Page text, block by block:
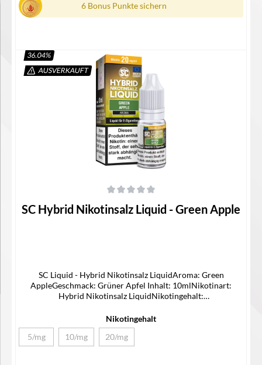
6 Bonus Punkte sichern
Details
36.04%
AUSVERKAUFT
SC Hybrid Nikotinsalz Liquid - Green Apple
SC Liquid - Hybrid Nikotinsalz LiquidAroma: Green
AppleGeschmack: Grüner Apfel Inhalt: 10mlNikotinart:
Hybrid Nikotinsalz LiquidNikotingehalt:
Bedienungsanleitung
Nikotingehalt
5/mg
(Diese Option ist zurzeit nicht verfügbar.)
10/mg(Diese Option ist zurzeit nicht verfügbar.)
20/mg(Diese Option ist zurzeit nicht verfügbar.)